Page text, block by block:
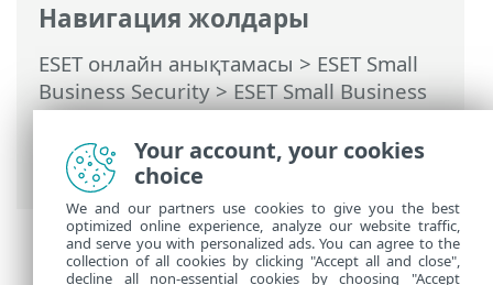
Навигация жолдары
ESET онлайн анықтамасы > ESET Small
Business Security>ESET Small Business
Security бағдарламасымен жұмыс істеу
Кеңейтілген орнату> Қорғаныстар>
Құрылғыны басқару
Your account, your cookies
choice
We and our partners use cookies to give you the best
optimized online experience, analyze our website traffic,
and serve you with personalized ads. You can agree to the
collection of all cookies by clicking "Accept all and close",
decline all non-essential cookies by choosing "Accept